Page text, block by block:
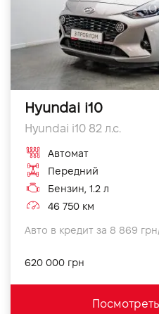
Hyundai i10
Hyundai i10 82 л.с.
Автомат
Передний
Бензин, 1.2 л
46 750 км
Авто в кредит за 8 869
620 000 грн